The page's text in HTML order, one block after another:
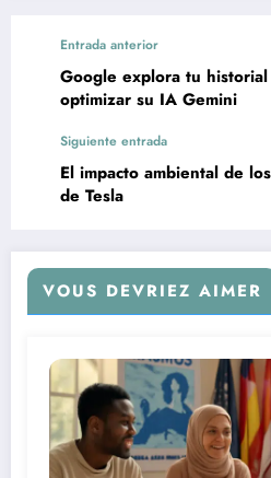
Entrada anterior
Google explora tu
optimizar su IA Gemini
Siguiente entrada
El impacto ambiental de
de Tesla
VOUS DEVRIEZ AIMER